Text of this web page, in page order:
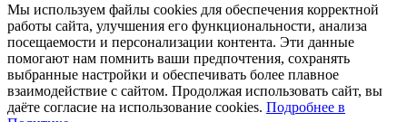
Мы используем файлы cookies для обеспечения корректной
работы сайта, улучшения его функциональности, анализа
посещаемости и персонализации контента. Эти данные
помогают нам помнить ваши предпочтения, сохранять
выбранные настройки и обеспечивать более плавное
взаимодействие с сайтом. Продолжая использовать сайт, вы
даёте согласие на использование cookies. Подробнее в